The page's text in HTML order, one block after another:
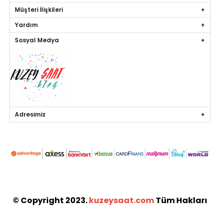
Müşteri İlişkileri
Yardım
Sosyal Medya
Adresimiz
© Copyright 2023.kuzeysaat.comTüm Hakları